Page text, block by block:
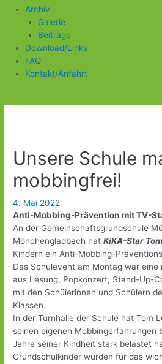
Archiv
Galerie
Beiträge
Download/Links
FAQ
Kontakt/Anfahrt
Unsere Schule
mobbingfrei!
4. Mai 2022
Anti-Mobbing-Prävention mit TV-
An der Gemeinschaftsgrundschule
Mönchengladbach hatKiKA-Star
Kindern ein Anti-Mobbing-
Das Schulevent am Montag war eine
aus Lesung, Popkonzert, Stand-Up-
mit den Schülerinnen und Schülern
Klassen.
In der Turnhalle der Schule hat Tom
seinen eigenen Mobbingerfahrungen
Jahre seiner Kindheit stark belastet
Grundschulkinder wurden für das